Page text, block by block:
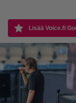
Lisää Voice.fi